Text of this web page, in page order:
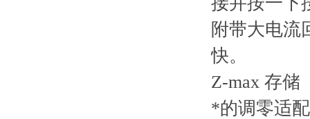
附带大电流
快。
Z-max 存储
*的调零适